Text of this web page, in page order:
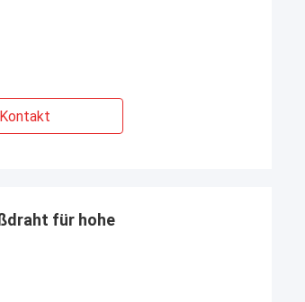
Kontakt
für hohe